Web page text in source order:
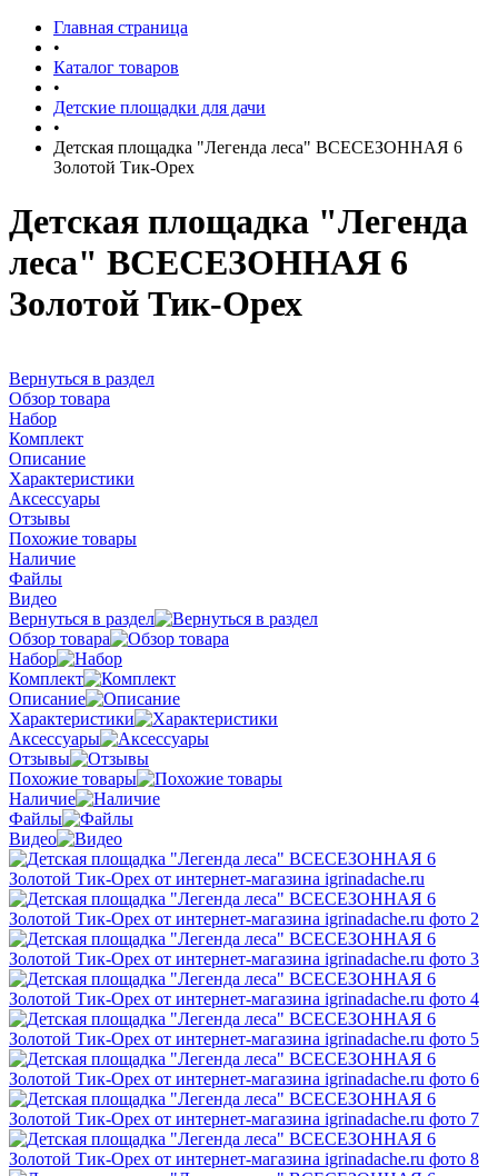
Главная страница
•
Каталог товаров
•
Детские площадки для дачи
•
Детская площадка "Легенда леса" ВСЕСЕЗОННАЯ 6
Золотой Тик-Орех
Детская площадка "Легенда
леса" ВСЕСЕЗОННАЯ 6
Золотой Тик-Орех
Вернуться в раздел
Обзор товара
Набор
Комплект
Описание
Характеристики
Аксессуары
Отзывы
Похожие товары
Наличие
Файлы
Видео
Вернуться в раздел
Обзор товара
Набор
Комплект
Описание
Характеристики
Аксессуары
Отзывы
Похожие товары
Наличие
Файлы
Видео